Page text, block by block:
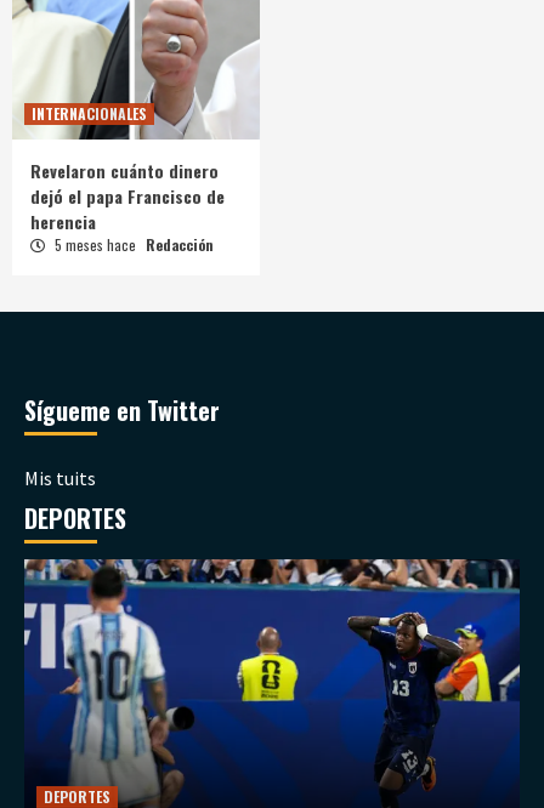
INTERNACIONALES
Revelaron cuánto dinero
dejó el papa Francisco de
herencia
5 meses hace Redacción
Sígueme en Twitter
Mis tuits
DEPORTES
DEPORTES